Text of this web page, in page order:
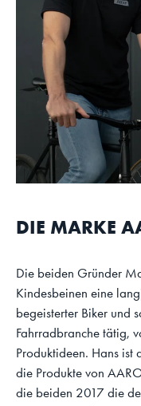
DIE MARKE
Die beiden Gründer
Kindesbeinen eine
begeisterter Biker und
Fahrradbranche tätig,
Produktideen. Hans
die Produkte von
die beiden 2017 die